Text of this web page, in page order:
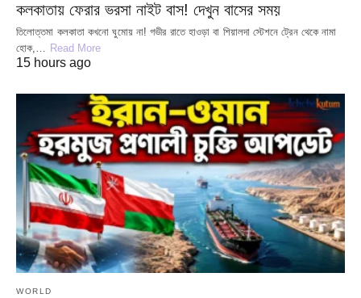
কলকাতায় ফেরার ভরসা নাইট বাস! দেখুন বাসের সময়
তিলোত্তমা কলকাতা কখনো ঘুমোয় না! গভীর রাতে হাওড়া বা শিয়ালদা স্টেশনে ট্রেন থেকে নামা
হোক,… Read More
15 hours ago
WORLD